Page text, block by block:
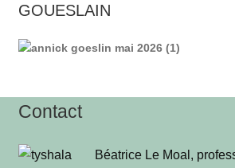
GOUESLAIN
Contact
Béa­trice Le Moal,